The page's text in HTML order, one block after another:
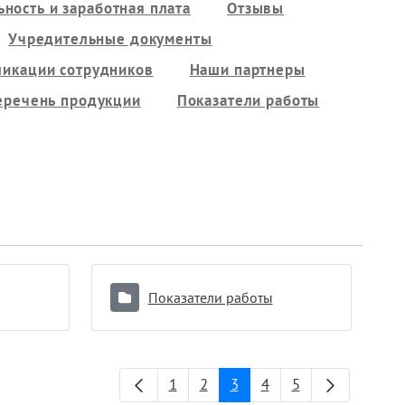
и заработная плата
Отзывы
Учредительные документы
сотрудников
Наши партнеры
продукции
Показатели работы
Показатели работы
Страница
1 Страница
2 Страница
3 Страница
4 Страница
5